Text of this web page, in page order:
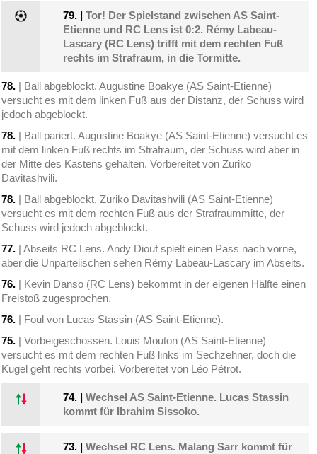
79. |Tor! Der Spielstand zwischen AS Saint-
Etienne und RC Lens ist 0:2. Rémy Labeau-
Lascary (RC Lens) trifft mit dem rechten Fuß
rechts im Strafraum, in die Tormitte.
78. | Ball abgeblockt. Augustine Boakye (AS Saint-Etienne)
versucht es mit dem linken Fuß aus der Distanz, der Schuss wird
jedoch abgeblockt.
78. | Ball pariert. Augustine Boakye (AS Saint-Etienne) versucht es
mit dem linken Fuß rechts im Strafraum, der Schuss wird aber in
der Mitte des Kastens gehalten. Vorbereitet von Zuriko
Davitashvili.
78. | Ball abgeblockt. Zuriko Davitashvili (AS Saint-Etienne)
versucht es mit dem rechten Fuß aus der Strafraummitte, der
Schuss wird jedoch abgeblockt.
77. | Abseits RC Lens. Andy Diouf spielt einen Pass nach vorne,
aber die Unparteiischen sehen Rémy Labeau-Lascary im Abseits.
76. | Kevin Danso (RC Lens) bekommt in der eigenen Hälfte einen
Freistoß zugesprochen.
76. | Foul von Lucas Stassin (AS Saint-Etienne).
75. | Vorbeigeschossen. Louis Mouton (AS Saint-Etienne)
versucht es mit dem rechten Fuß links im Sechzehner, doch die
Kugel geht rechts vorbei. Vorbereitet von Léo Pétrot.
74. |Wechsel AS Saint-Etienne. Lucas Stassin
kommt für Ibrahim Sissoko.
73. |Wechsel RC Lens. Malang Sarr kommt für